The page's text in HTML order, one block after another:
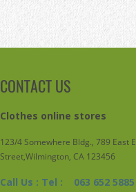
CONTACT US
Clothes online stores
123/4 Somewhere Bldg., 789 East E
Street,Wilmington, CA 123456
Call Us : Tel : 063 652 5885